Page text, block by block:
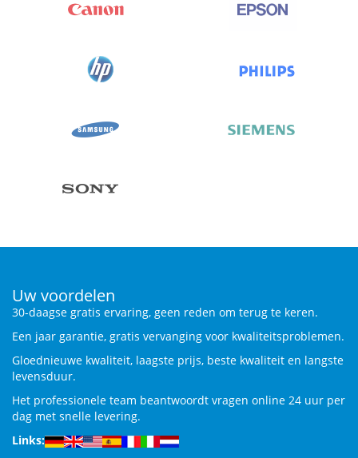
Uw voordelen
30-daagse gratis ervaring, geen reden om terug te keren.
Een jaar garantie, gratis vervanging voor kwaliteitsproblemen.
Gloednieuwe kwaliteit, laagste prijs, beste kwaliteit en langste
levensduur.
Het professionele team beantwoordt vragen online 24 uur per
dag met snelle levering.
Links: